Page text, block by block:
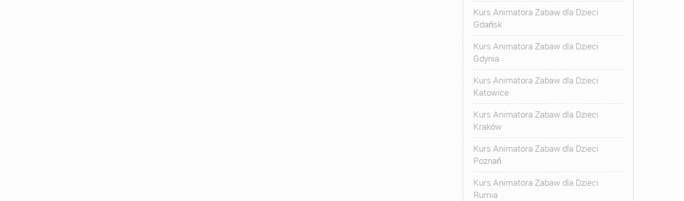
Kurs Animatora Zabaw dla Dzieci
Gdańsk
Kurs Animatora Zabaw dla Dzieci
Gdynia
Kurs Animatora Zabaw dla Dzieci
Katowice
Kurs Animatora Zabaw dla Dzieci
Kraków
Kurs Animatora Zabaw dla Dzieci
Poznań
Kurs Animatora Zabaw dla Dzieci
Rumia